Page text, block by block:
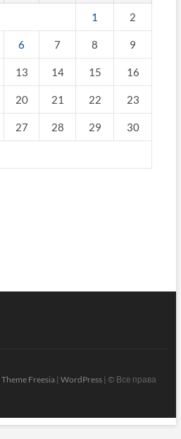
1 2
6 7 8 9
13 14 15 16
20 21 22 23
27 28 29 30
Theme Freesia| WordPress| © Все права